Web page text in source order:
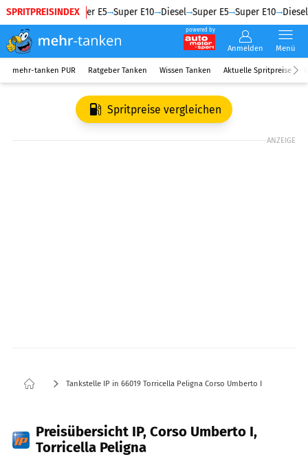
SPRITPREISINDEX
Diesel Super E5 Super E10 Diesel Super E5 Super E10 Diesel
powered by
Anmelden Menü
mehr-tanken PUR Ratgeber Tanken Wissen Tanken Aktuelle Spritpreise
Spritpreise vergleichen
ANZEIGE
Tankstelle IP in 66019 Torricella Peligna Corso Umberto I
Preisübersicht IP, Corso Umberto I,
Torricella Peligna